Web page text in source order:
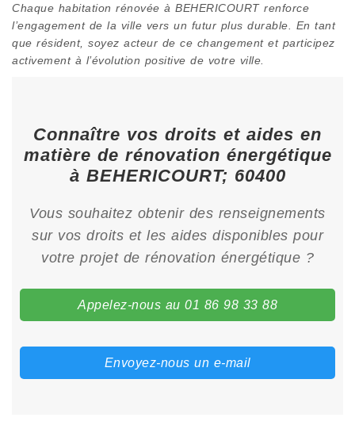
Chaque habitation rénovée à BEHERICOURT renforce
l’engagement de la ville vers un futur plus durable. En tant
que résident, soyez acteur de ce changement et participez
activement à l’évolution positive de votre ville.
Connaître vos droits et aides en
matière de rénovation énergétique
à BEHERICOURT; 60400
Vous souhaitez obtenir des renseignements
sur vos droits et les aides disponibles pour
votre projet de rénovation énergétique ?
Appelez-nous au 01 86 98 33 88
Envoyez-nous un e-mail